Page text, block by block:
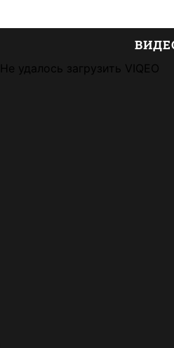
Не удалось загрузить VIQEO